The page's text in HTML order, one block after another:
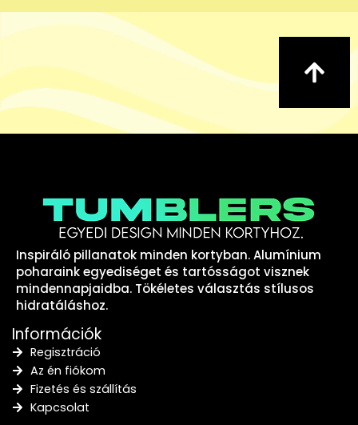
Inspiráló pillanatok minden kortyban. Alumínium
poharaink egyediséget és tartósságot visznek
mindennapjaidba. Tökéletes választás stílusos
hidratáláshoz.
Információk
Regisztráció
Az én fiókom
Fizetés és szállítás
Kapcsolat